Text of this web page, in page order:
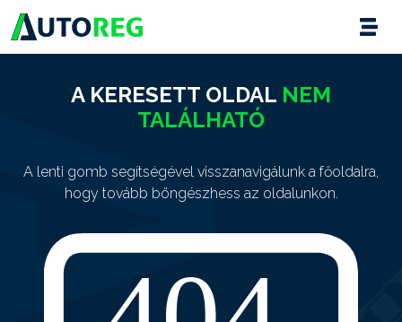
A KERESETT OLDAL NEM
TALÁLHATÓ
A lenti gomb segítségével visszanavigálunk a főoldalra,
hogy tovább böngészhess az oldalunkon.